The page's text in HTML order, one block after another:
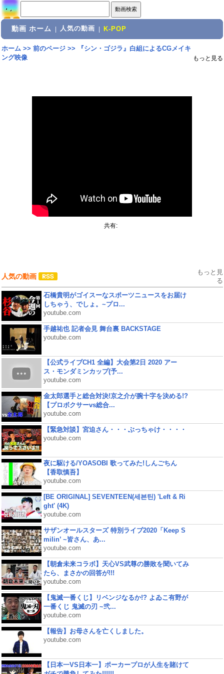
動画 ホーム 人気の動画 K-POP
ホーム>> 前のページ>>
『シン・ゴジラ』白組によるCGメイキ
ング映像
もっと見る
共有:
人気の動画
もっと見
る
石橋貴明がゴイスーなスポーツニュースをお届け
しちゃう、でしょ。~プロ...
youtube.com
手越祐也 記者会見 舞台裏 BACKSTAGE
youtube.com
【公式ライブCH1 全編】大会第2日 2020 アー
ス・モンダミンカップ(予...
youtube.com
金太郎選手と総合対決!京之介が腕十字を決める!?
【プロボクサーvs総合...
youtube.com
【緊急対談】宮迫さん・・・ぶっちゃけ・・・・
youtube.com
夜に駆ける/YOASOBI 歌ってみた!しんごちん
【香取慎吾】
youtube.com
[BE ORIGINAL] SEVENTEEN(세븐틴) 'Left & Ri
ght' (4K)
youtube.com
サザンオールスターズ 特別ライブ2020「Keep S
milin’ ~皆さん、あ...
youtube.com
【朝倉未来コラボ】天心VS武尊の勝敗を聞いてみ
たら、まさかの回答が!!!
youtube.com
【鬼滅一番くじ】リベンジなるか!? よゐこ有野が
一番くじ 鬼滅の刃 ~弐...
youtube.com
【報告】お母さんを亡くしました。
youtube.com
【日本一VS日本一】ポーカープロが人生を賭けて